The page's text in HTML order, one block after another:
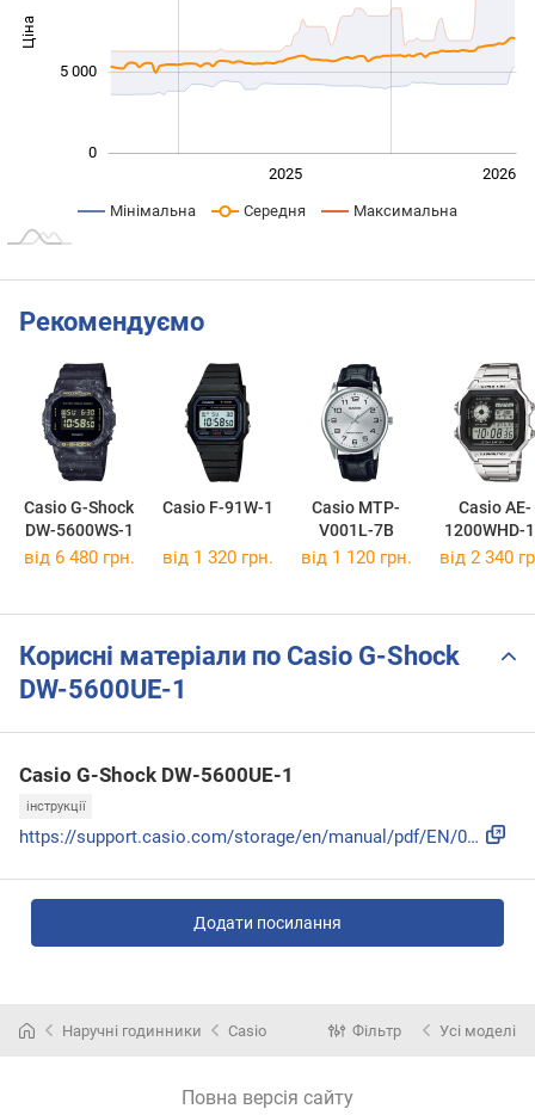
Ціна
0
5 000
2025 2026
Мінімальна Середня Максимальна
Рекомендуємо
Casio G-Shock
DW-5600WS-1
Casio F-91W-1
Casio MTP-
V001L-7B
Casio AE-
1200WHD-
від 6 480 грн. від 1 320 грн. від 1 120 грн. від 2 340
Корисні матеріали по Casio G-Shock
DW-5600UE-1
Casio G-Shock DW-5600UE-1
інструкції
https://support.casio.com/storage/en/manual/pdf/EN/009/qw35...
Додати посилання
Наручні годинники Casio Фільтр Усі моделі
Повна версія сайту